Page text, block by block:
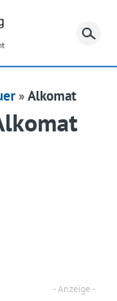
Alkomat